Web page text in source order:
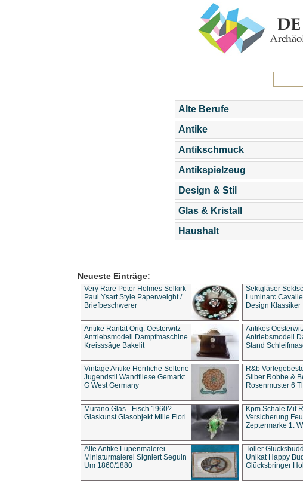
Alte Berufe
Antike
Antikschmuck
Antikspielzeug
Design & Stil
Glas & Kristall
Haushalt
Neueste Einträge:
Very Rare Peter Holmes Selkirk
Paul Ysart Style Paperweight /
Briefbeschwerer
Sektgläser
Luminarc
Design Klassiker
Antike Rarität Orig. Oesterwitz
Antriebsmodell Dampfmaschine
Kreisssäge Bakelit
Antikes
Antriebsmodell
Stand
Vintage Antike Herrliche Seltene
Jugendstil Wandfliese Gemarkt
G West Germany
R&b
Silber Robbe &
Rosenmuster 6
Murano Glas - Fisch 1960?
Glaskunst Glasobjekt Mille Fiori
Kpm Schale Mit
Versicherung
Zeptermarke 1.
Alte Antike Lupenmalerei
Miniaturmalerei Signiert Seguin
Um 1860/1880
Toller
Unikat Happy
Glücksbringer